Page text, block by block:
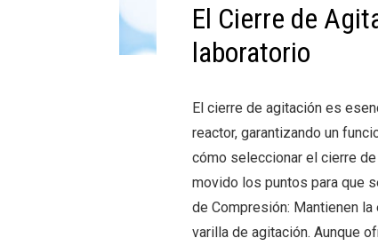
El Cierre de
laboratorio
El cierre de agitación es
reactor, garantizando un
cómo seleccionar el cierre
movido los puntos para que
de Compresión: Mantienen
varilla de agitación. Aunque